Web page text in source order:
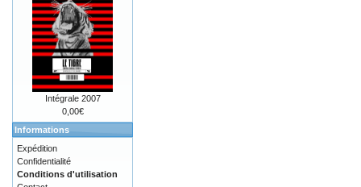
Intégrale 2007
0,00€
Informations
Expédition
Confidentialité
Conditions d'utilisation